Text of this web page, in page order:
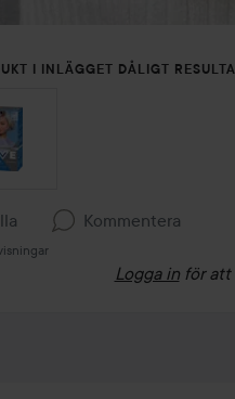
I INLÄGGET DÅLIGT
Kommentera
Logga in för att